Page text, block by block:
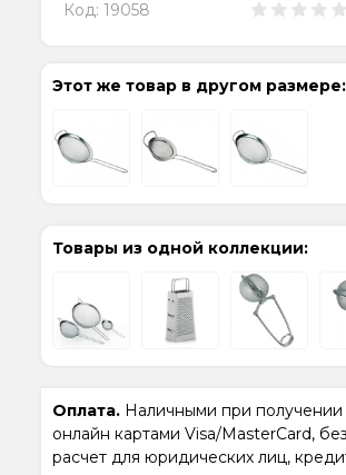
Код:19058
Этот же товар в другом размере:
Товары из одной коллекции:
Оплата. Наличными при получении
онлайн картами Visa/MasterCard,
расчет для юридических лиц,